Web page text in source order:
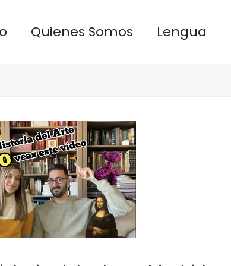
Quienes Somos Lengua